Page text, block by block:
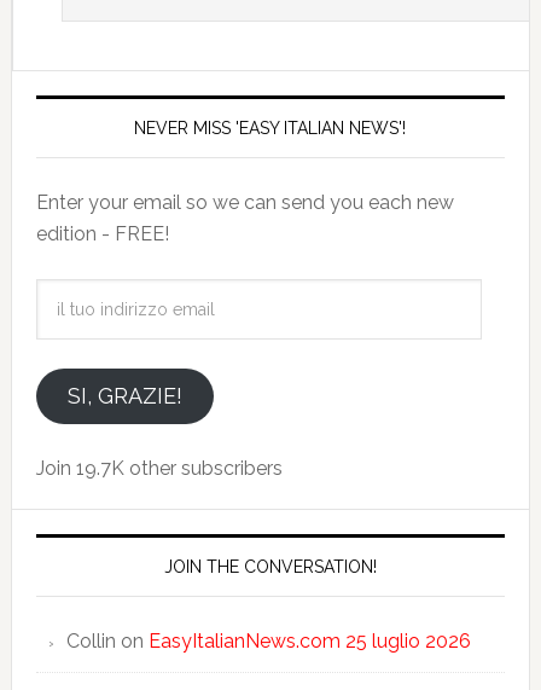
NEVER MISS 'EASY ITALIAN NEWS'!
Enter your email so we can send you each new
edition - FREE!
emailSI, GRAZIE!
Join 19.7K other subscribers
JOIN THE CONVERSATION!
Collin on EasyItalianNews.com 25 luglio 2026